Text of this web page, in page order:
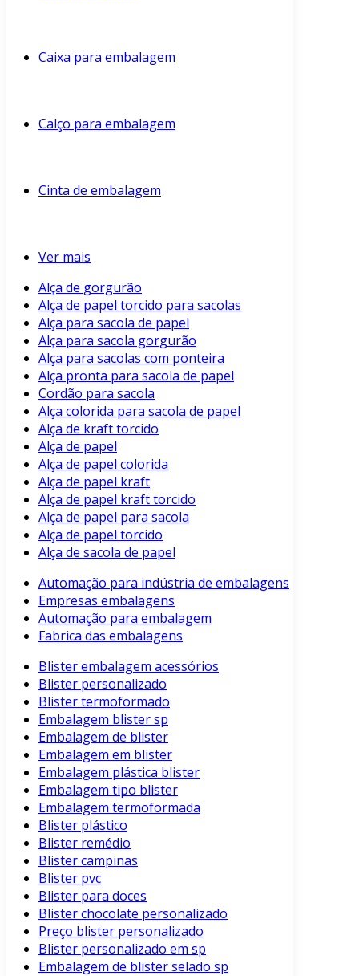
Caixa para embalagem
Calço para embalagem
Cinta de embalagem
Ver mais
Alça de gorgurão
Alça de papel torcido para sacolas
Alça para sacola de papel
Alça para sacola gorgurão
Alça para sacolas com ponteira
Alça pronta para sacola de papel
Cordão para sacola
Alça colorida para sacola de papel
Alça de kraft torcido
Alça de papel
Alça de papel colorida
Alça de papel kraft
Alça de papel kraft torcido
Alça de papel para sacola
Alça de papel torcido
Alça de sacola de papel
Automação para indústria de embalagens
Empresas embalagens
Automação para embalagem
Fabrica das embalagens
Blister embalagem acessórios
Blister personalizado
Blister termoformado
Embalagem blister sp
Embalagem de blister
Embalagem em blister
Embalagem plástica blister
Embalagem tipo blister
Embalagem termoformada
Blister plástico
Blister remédio
Blister campinas
Blister pvc
Blister para doces
Blister chocolate personalizado
Preço blister personalizado
Blister personalizado em sp
Embalagem de blister selado sp